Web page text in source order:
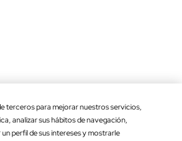
terceros para mejorar nuestros servicios,
analizar sus hábitos de navegación,
perfil de sus intereses y mostrarle